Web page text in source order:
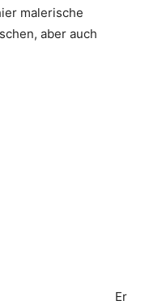
malerische
aber auch
Er